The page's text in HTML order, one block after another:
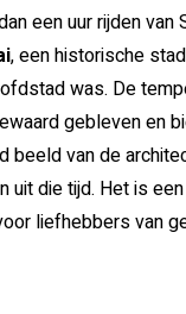
een uur rijden van
, een historische
was. De
gebleven en
beeld van de
uit die tijd. Het is
liefhebbers van